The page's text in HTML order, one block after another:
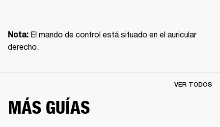
Nota: El mando de control está situado en el auricular
derecho.
MÁS GUÍAS
VER TODOS